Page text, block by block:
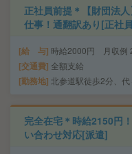
正社員前提＊【財団法
仕事！通翻訳あり[正社
給 与 時給2000円 月収例
交通費 全額支給
勤務地 北参道駅徒歩2分、
完全在宅＊時給2150円
い合わせ対応[派遣]